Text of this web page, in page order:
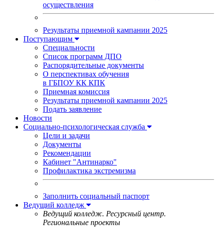
осуществления
Результаты приемной кампании 2025
Поступающим
Специальности
Список программ ДПО
Распорядительные документы
О перспективах обучения
в ГБПОУ КК КПК
Приемная комиссия
Результаты приемной кампании 2025
Подать заявление
Новости
Социально-психологическая служба
Цели и задачи
Документы
Рекомендации
Кабинет "Антинарко"
Профилактика экстремизма
Заполнить социальный паспорт
Ведущий колледж
Ведущий колледж. Ресурсный центр.
Региональные проекты